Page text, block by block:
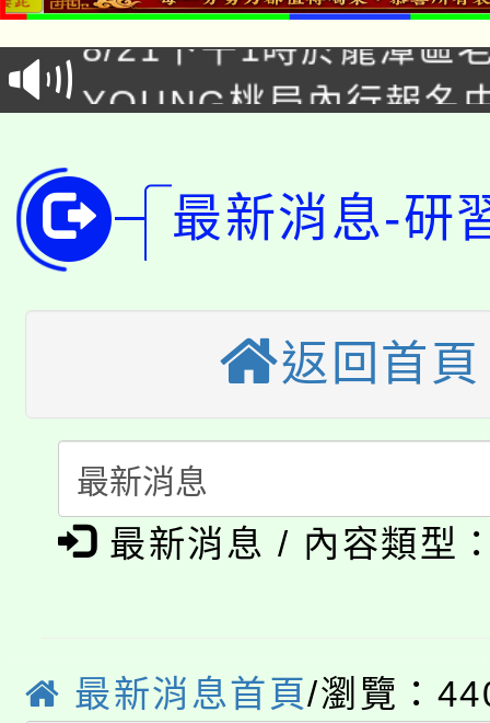
場熱烈登場!
8/21下午1時於龍潭區
徵才活動。
YOUNG桃局內行報名
開!
115年桃園市運動會8/
田徑場及游泳池舉行。
桃園市低收入戶享有免
視費優惠，中低收入戶
半價優惠，詳情可洽有
者。
大園自造教育及科技中
份教師增能研習
大溪自造教育及科技
份教師研習
淨零綠生活教案入校路
會
115年食農教育專業人
程
「本色祭」8/29、30在
局官網。
8月14至27日，桃園電
最新消息-研
返回首頁
最新消息 / 內容類型
最新消息首頁/瀏覽：